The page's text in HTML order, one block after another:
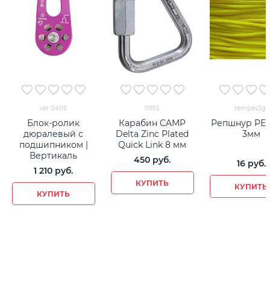
ver 0405
Блок-ролик
дюралевый с
подшипником |
Вертикаль
1 210 руб.
КУПИТЬ
0955
Карабин CAMP
Delta Zinc Plated
Quick Link 8 мм
450 руб.
КУПИТЬ
rempes3gr
Репшнур
3мм
16 руб.
КУПИТЬ